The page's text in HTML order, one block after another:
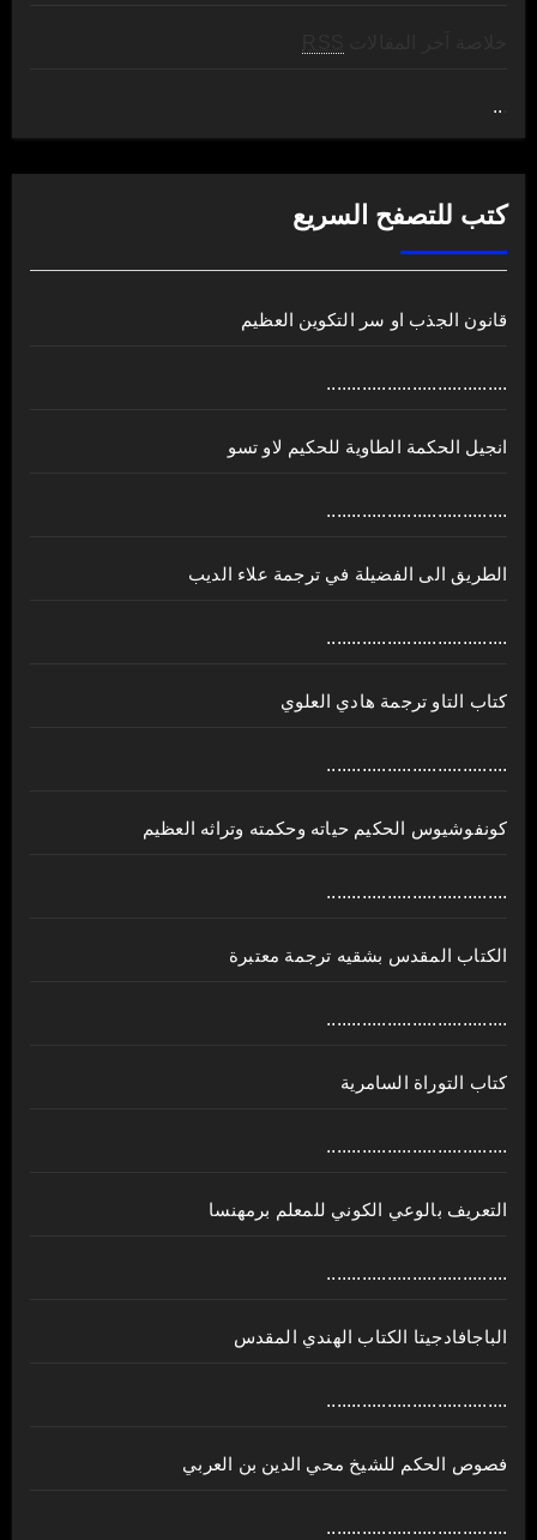
..
كتب للتصفح السريع
قانون الجذب او سر التكوين العظيم
....................................
انجيل الحكمة الطاوية للحكيم لاو تسو
....................................
الطريق الى الفضيلة في ترجمة علاء الديب
....................................
كتاب التاو ترجمة هادي العلوي
....................................
كونفوشيوس الحكيم حياته وحكمته وتراثه العظيم
....................................
الكتاب المقدس بشقيه ترجمة معتبرة
....................................
كتاب التوراة السامرية
....................................
ﺍﻟﺘﻌﺮﻳﻒ ﺑﺎﻟﻮﻋﻲ ﺍﻟﻜﻮﻧﻲ للمعلم برمهنسا
....................................
الباجافادجيتا الكتاب الهندي المقدس
....................................
فصوص الحكم للشيخ محي الدين بن العربي
....................................